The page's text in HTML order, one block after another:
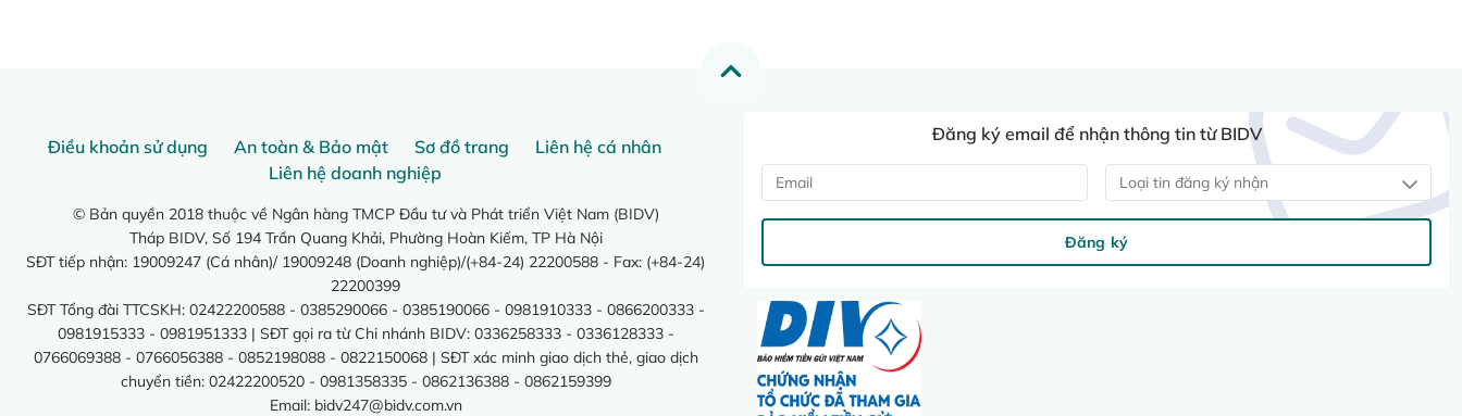
Điều khoản sử dụng An toàn & Bảo mật Sơ đồ trang
Liên hệ cá nhân
Liên hệ doanh nghiệp
© Bản quyền 2018 thuộc về Ngân hàng TMCP Đầu tư và Phát triển Việt Nam (BIDV)
Tháp BIDV, Số 194 Trần Quang Khải, Phường Hoàn Kiếm, TP Hà Nội
SĐT tiếp nhận: 19009247 (Cá nhân)/ 19009248 (Doanh nghiệp)/(+84-24) 22200588 - Fax: (+84-24)
22200399
SĐT Tổng đài TTCSKH: 02422200588 - 0385290066 - 0385190066 - 0981910333 - 0866200333 -
0981915333 - 0981951333 | SĐT gọi ra từ Chi nhánh BIDV: 0336258333 - 0336128333 -
0766069388 - 0766056388 - 0852198088 - 0822150068 | SĐT xác minh giao dịch thẻ, giao dịch
chuyển tiền: 02422200520 - 0981358335 - 0862136388 - 0862159399
Email: bidv247@bidv.com.vn
Đăng ký email để nhận thông tin từ BIDV
Loại tin đăng ký nhận
Đăng ký